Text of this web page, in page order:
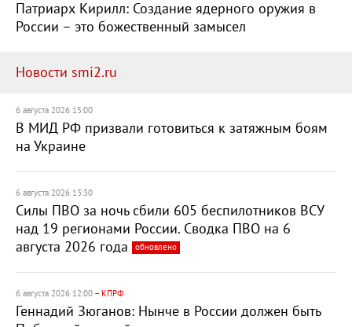
Патриарх Кирилл: Создание ядерного оружия в
России – это божественный замысел
Новости smi2.ru
6 августа 2026 15:00
В МИД РФ призвали готовиться к затяжным боям
на Украине
6 августа 2026 13:30
Силы ПВО за ночь сбили 605 беспилотников ВСУ
над 19 регионами России. Сводка ПВО на 6
августа 2026 года
обновлено
6 августа 2026 12:00 – КПРФ
Геннадий Зюганов: Нынче в России должен быть